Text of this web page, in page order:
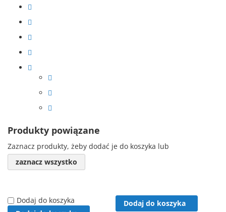
Produkty powiązane
Zaznacz produkty, żeby dodać je do koszyka lub
zaznacz wszystko
Dodaj do koszyka
Dodaj do koszyka